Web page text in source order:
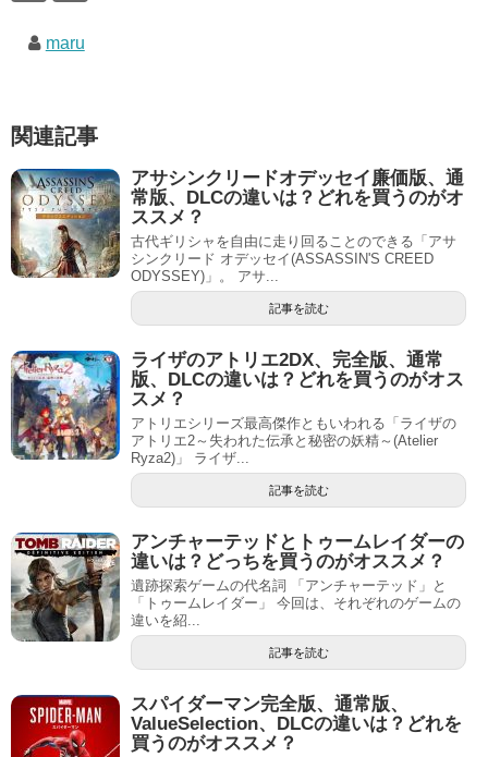
maru
関連記事
アサシンクリードオデッセイ廉価版、通
常版、DLCの違いは？どれを買うのがオ
ススメ？
古代ギリシャを自由に走り回ることのできる「アサ
シンクリード オデッセイ(ASSASSIN'S CREED
ODYSSEY)」。 アサ...
記事を読む
ライザのアトリエ2DX、完全版、通常
版、DLCの違いは？どれを買うのがオス
スメ？
アトリエシリーズ最高傑作ともいわれる「ライザの
アトリエ2～失われた伝承と秘密の妖精～(Atelier
Ryza2)」 ライザ...
記事を読む
アンチャーテッドとトゥームレイダーの
違いは？どっちを買うのがオススメ？
遺跡探索ゲームの代名詞 「アンチャーテッド」と
「トゥームレイダー」 今回は、それぞれのゲームの
違いを紹...
記事を読む
スパイダーマン完全版、通常版、
ValueSelection、DLCの違いは？どれを
買うのがオススメ？